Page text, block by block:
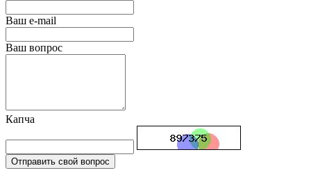
Ваш e-mail
Ваш вопрос
Капча
Отправить свой вопрос